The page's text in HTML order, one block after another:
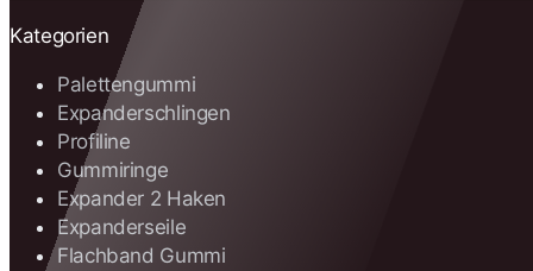
Kategorien
Palettengummi
Expanderschlingen
Profiline
Gummiringe
Expander 2 Haken
Expanderseile
Flachband Gummi